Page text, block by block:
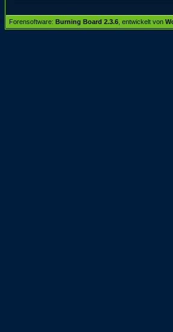
Forensoftware: Burning Board 2.3.6 , entwickelt von